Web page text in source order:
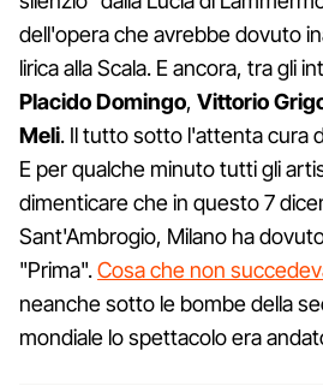
dell'opera che avrebbe dovuto
lirica alla Scala. E ancora, tra gli
Placido Domingo, Vittorio
Meli. Il tutto sotto l'attenta cura
E per qualche minuto tutti gli
dimenticare che in questo 7
Sant'Ambrogio, Milano ha
"Prima".Cosa che non
neanche sotto le bombe della
mondiale lo spettacolo era